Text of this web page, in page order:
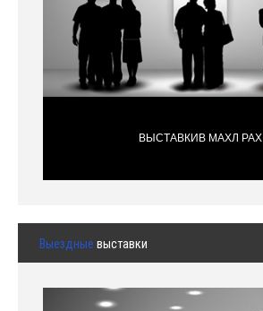
ВЫСТАВКИВ МАХЛ РАХ
Выездные выставки